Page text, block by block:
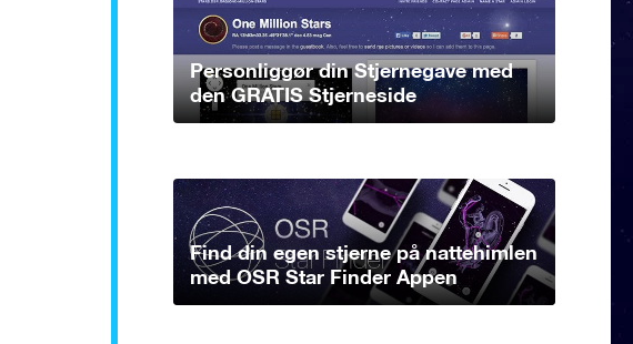
Personliggør din Stjernegave med
den GRATIS Stjerneside
Find din egen stjerne på nattehimlen
med OSR Star Finder Appen